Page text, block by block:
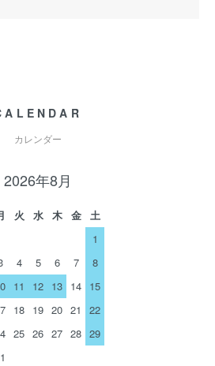
カレンダー
2026年8月
火 水 木 金
土
1
4 5 6 7
8
11 12 13 14 15
18 19 20 21
22
25 26 27 28 29